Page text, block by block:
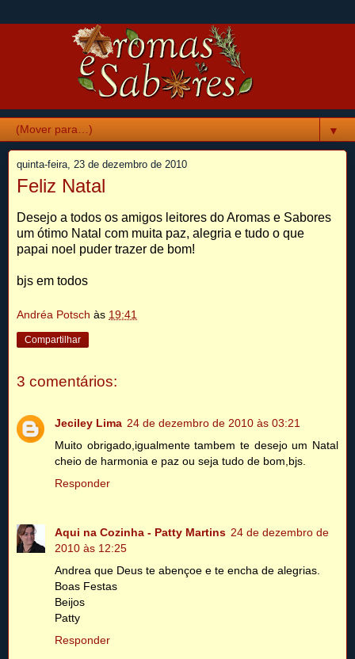
▼
quinta-feira, 23 de dezembro de 2010
Feliz Natal
Desejo a todos os amigos leitores do Aromas e Sabores
um ótimo Natal com muita paz, alegria e tudo o que
papai noel puder trazer de bom!
bjs em todos
Andréa Potsch às 19:41
Compartilhar
3 comentários:
Jeciley Lima 24 de dezembro de 2010 às 03:21
Muito obrigado,igualmente tambem te desejo um Natal
cheio de harmonia e paz ou seja tudo de bom,bjs.
Responder
Aqui na Cozinha - Patty Martins 24 de dezembro de
2010 às 12:25
Andrea que Deus te abençoe e te encha de alegrias.
Boas Festas
Beijos
Patty
Responder